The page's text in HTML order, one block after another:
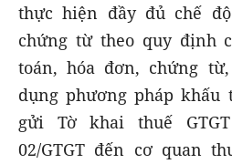
thực hiện đầy đủ chế
chứng từ theo quy định
toán, hóa đơn, chứng
dụng phương pháp
gửi Tờ khai thuế GTGT
02/GTGT đến cơ quan